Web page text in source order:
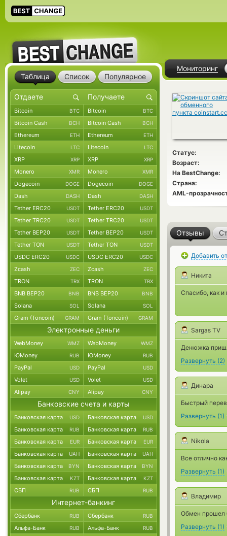
Мониторинг
Статус:
Возраст:
На BestChange:
Страна:
AML-
Отзывы
Добавить
Никита
Спасибо, как
Sargas TV
Денюжка
Развернуть (2)
Динара
Быстрый
Развернуть (1)
Nikola
Все отлично
Развернуть (1)
Владимир
Обмен прошел
Развернуть (1)
Таблица Список Популярное
Bitcoin BTC Bitcoin BTC
Bitcoin Cash BCH Bitcoin Cash BCH
Ethereum ETH Ethereum ETH
Litecoin LTC Litecoin LTC
XRP XRP XRP XRP
Monero XMR Monero XMR
Dogecoin DOGE Dogecoin DOGE
Dash DASH Dash DASH
Tether ERC20 USDT Tether ERC20 USDT
Tether TRC20 USDT Tether TRC20 USDT
Tether BEP20 USDT Tether BEP20 USDT
Tether TON USDT Tether TON USDT
USDC ERC20 USDC USDC ERC20 USDC
Zcash ZEC Zcash ZEC
TRON TRX TRON TRX
BNB BEP20 BNB BNB BEP20 BNB
Solana SOL Solana SOL
Gram (Toncoin) GRAM Gram (Toncoin) GRAM
Электронные деньги
WebMoney WMZ WebMoney WMZ
ЮMoney RUB ЮMoney RUB
PayPal USD PayPal USD
Volet USD Volet USD
Alipay CNY Alipay CNY
Банковские счета и карты
Банковская карта USD Банковская карта USD
Банковская карта RUB Банковская карта RUB
Банковская карта EUR Банковская карта EUR
Банковская карта UAH Банковская карта UAH
Банковская карта BYN Банковская карта BYN
Банковская карта KZT Банковская карта KZT
СБП RUB СБП RUB
Интернет-банкинг
Сбербанк RUB Сбербанк RUB
Альфа-Банк RUB Альфа-Банк RUB